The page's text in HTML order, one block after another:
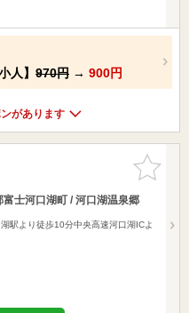
人】 970円 → 900円
があります
お気に入
りに追加
富士河口湖町 / 河口湖温泉郷
駅より徒歩10分中央高速河口湖ICよ